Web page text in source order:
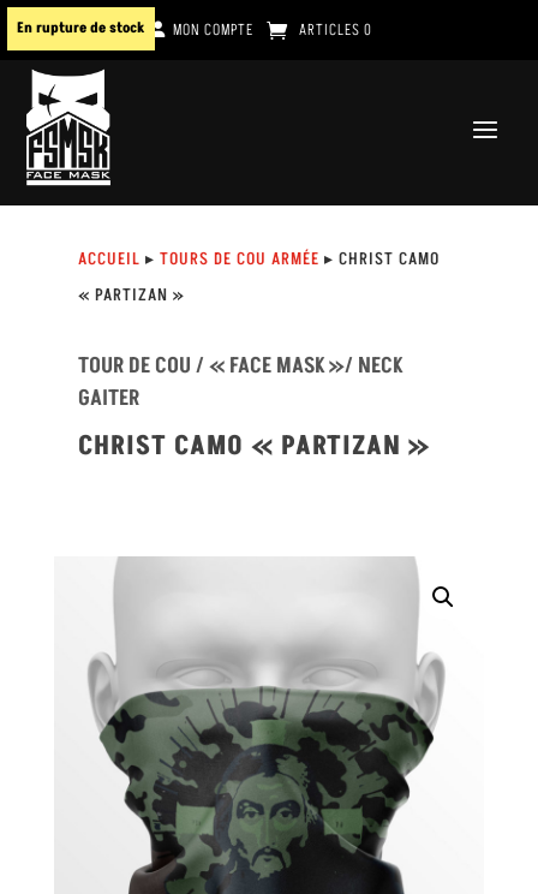
MON COMPTE ARTICLES 0
En rupture de stock
ACCUEIL ▸ TOURS DE COU ARMÉE ▸ CHRIST CAMO
« PARTIZAN »
TOUR DE COU / « FACE MASK »/ NECK
GAITER
CHRIST CAMO « PARTIZAN »